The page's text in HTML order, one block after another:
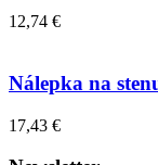
12,74 €
Nálepka na
17,43 €